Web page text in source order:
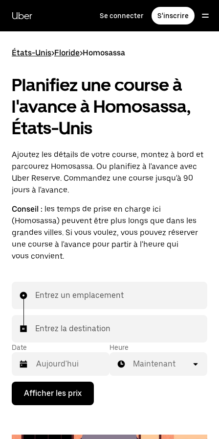
contenu
principal
Uber Se connecter S'inscrire
États-Unis>Floride>Homosassa
Planifiez une course à
l'avance à Homosassa,
États-Unis
Ajoutez les détails de votre course, montez à bord et
parcourez Homosassa. Ou planifiez à l'avance avec
Uber Reserve. Commandez une course jusqu'à 90
jours à l'avance.
Conseil : les temps de prise en charge ici
(Homosassa) peuvent être plus longs que dans les
grandes villes. Si vous voulez, vous pouvez réserver
une course à l'avance pour partir à l'heure qui
vous convient.
Entrez un emplacement
Entrez la destination
Date
Appuyez
la
Heure
Maintenant
Afficher les prix